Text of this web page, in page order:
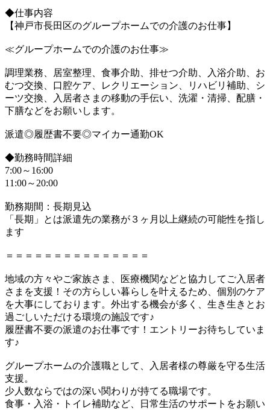
◆仕事内容
【神戸市長田区のグループホームでの介護のお仕事】
≪グループホームでの介護のお仕事≫
調理業務、居室整理、食事介助、排せつ介助、入浴介助、お
むつ交換、口腔ケア、レクリエーション、リハビリ補助、シ
ーツ交換、入居者さまの移動の手伝い、洗濯・清掃、配膳・
下膳などをお願いします。
派遣◎履歴書不要◎マイカー通勤OK
◆勤務時間詳細
7:00～16:00
11:00～20:00
勤務期間：長期見込
「長期」とは派遣先の業務が３ヶ月以上継続の可能性を指し
ます
＝＝＝＝＝＝＝＝＝＝＝＝＝＝＝
地域の方々やご家族さま、医療機関などと協力してご入居者
さまを支援！その方らしい暮らしを叶えるため、個別のケア
を大事にしております。外出する機会が多く、生き生きとお
過ごしいただける環境の施設です♪
履歴書不要の派遣のお仕事です！エントリーお待ちしていま
す♪
グループホームの介護職として、入居者様の尊厳を守る生活
支援。
少人数ならではの深い関わりが持てる職場です。
食事・入浴・トイレ補助など、日常生活のサポートをお願い